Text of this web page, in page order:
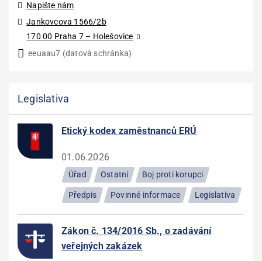
Napište nám
Jankovcova 1566/2b
170 00 Praha 7 – Holešovice
eeuaau7 (datová schránka)
Legislativa
Etický kodex zaměstnanců ERÚ
01.06.2026
Úřad Ostatní Boj proti korupci
Předpis Povinné informace Legislativa
Zákon č. 134/2016 Sb., o zadávání
veřejných zakázek